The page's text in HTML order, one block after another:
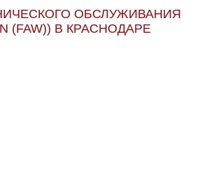
ОБСЛУЖИВАНИЯ
(FAW)) В КРАСНОДАРЕ